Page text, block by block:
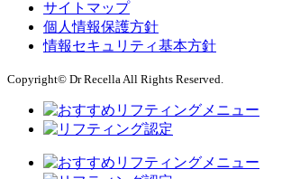
サイトマップ
個人情報保護方針
情報セキュリティ基本方針
Copyright© Dr Recella All Rights Reserved.